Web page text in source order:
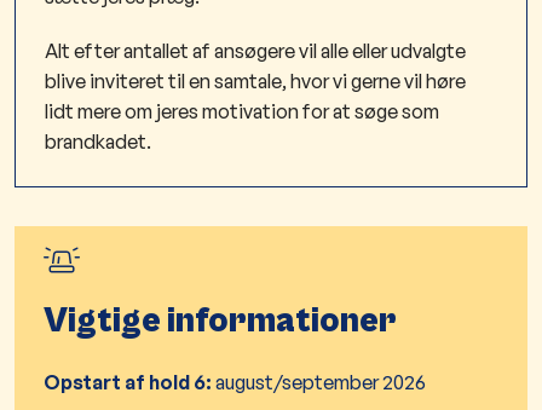
Alt efter antallet af ansøgere vil alle eller udvalgte
blive inviteret til en samtale, hvor vi gerne vil høre
lidt mere om jeres motivation for at søge som
brandkadet.
Vigtige informationer
Opstart af hold 6: august/september 2026